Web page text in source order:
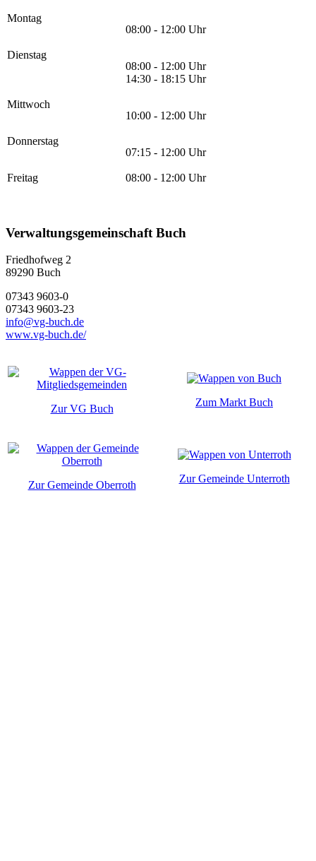
Montag
08:00 - 12:00 Uhr
Dienstag
08:00 - 12:00 Uhr
14:30 - 18:15 Uhr
Mittwoch
10:00 - 12:00 Uhr
Donnerstag
07:15 - 12:00 Uhr
Freitag 08:00 - 12:00 Uhr
Verwaltungsgemeinschaft Buch
Friedhofweg 2
89290 Buch
07343 9603-0
07343 9603-23
info@vg-buch.de
www.vg-buch.de/
Zur VG Buch
Zum Markt Buch
Zur Gemeinde Oberroth
Zur Gemeinde Unterroth